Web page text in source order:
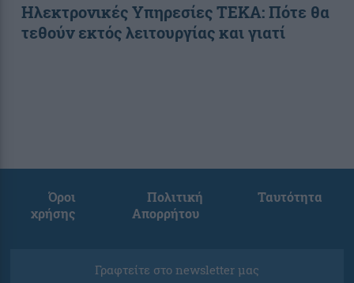
Ηλεκτρονικές Υπηρεσίες ΤΕΚΑ: Πότε θα
τεθούν εκτός λειτουργίας και γιατί
Όροι
χρήσης
Πολιτική
Απορρήτου
Ταυτότητα
Γραφτείτε στο newsletter μας